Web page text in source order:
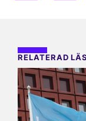
RELATERAD